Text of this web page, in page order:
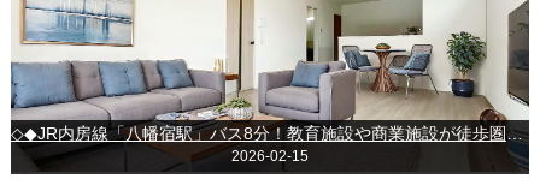
◇◆JR内房線「八幡宿駅」バス8分！教育施設や商業施設が徒歩圏内の好立地♪◆◇市原市若宮4丁目◇◆
2026-02-15